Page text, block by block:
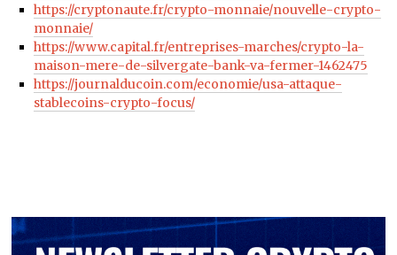
https://cryptonaute.fr/crypto-monnaie/nouvelle-crypto-
monnaie/
https://www.capital.fr/entreprises-marches/crypto-la-
maison-mere-de-silvergate-bank-va-fermer-1462475
https://journalducoin.com/economie/usa-attaque-
stablecoins-crypto-focus/